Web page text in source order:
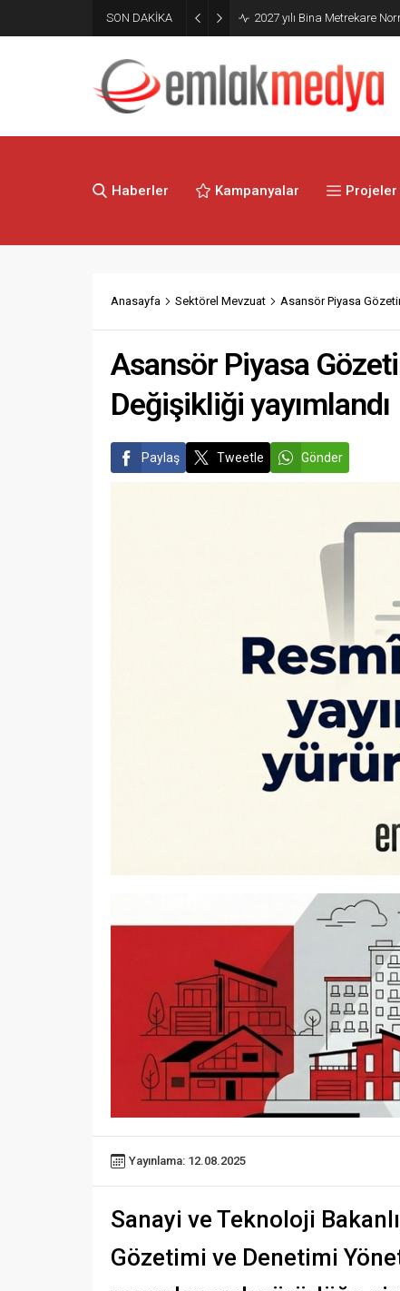
SON DAKİKA
Mimarlık Ve Mühendislik
Hakkında Yönetmelik
Haberler Kampanyalar Projeler
Anasayfa Sektörel Mevzuat Asansör Piyasa
Asansör Piyasa
Değişikliği yayımlandı
Paylaş Tweetle Gönder
Yayınlama: 12.08.2025
Sanayi ve Teknoloji
Gözetimi ve Denetimi